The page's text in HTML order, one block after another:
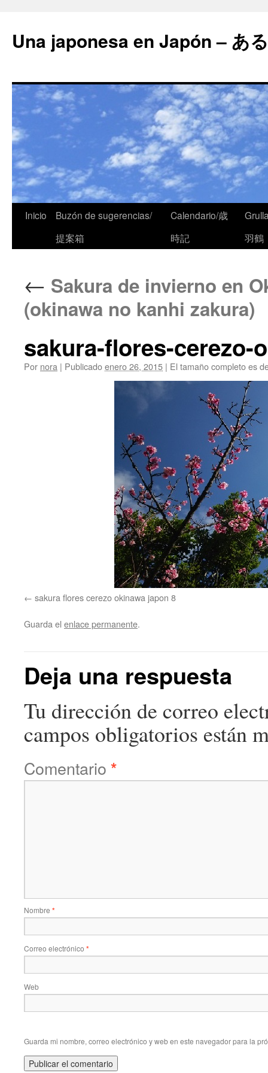
Una japonesa en Japón – あ
Inicio
Buzón de sugerencias/
提案箱
Calendario/歳
時記
羽鶴
← Sakura de invierno en
(okinawa no kanhi zakura)
sakura-flores-cerezo-
Por nora | Publicadoenero 26, 2015 | El tamaño completo es
sakura flores cerezo okinawa japon 8
Guarda el enlace permanente.
Deja una respuesta
Tu dirección de correo
campos obligatorios están
Comentario *
Nombre *
Correo electrónico *
Web
Guarda mi nombre, correo electrónico y web en este navegador para la